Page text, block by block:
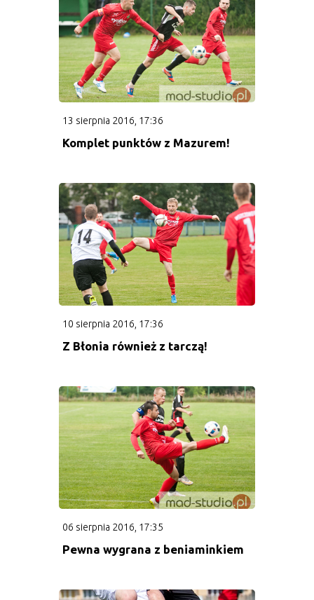
Terminarz rocznika 2005
Rocznik 2007
Terminarz rocznika 2007
Kadra rocznika 2007
Terminarz 2010
Kadra rocznika 2010
Rocznik 2012
Kadra rocznika 2012
Terminarz rocznika 2012
Kadra rocznika 2015
Terminarz rocznika 2015
Rocznik 2017
Kadra rocznika 2017
13 sierpnia 2016, 17:36
Komplet punktów z Mazurem!
10 sierpnia 2016, 17:36
Z Błonia również z tarczą!
06 sierpnia 2016, 17:35
Pewna wygrana z beniaminkiem